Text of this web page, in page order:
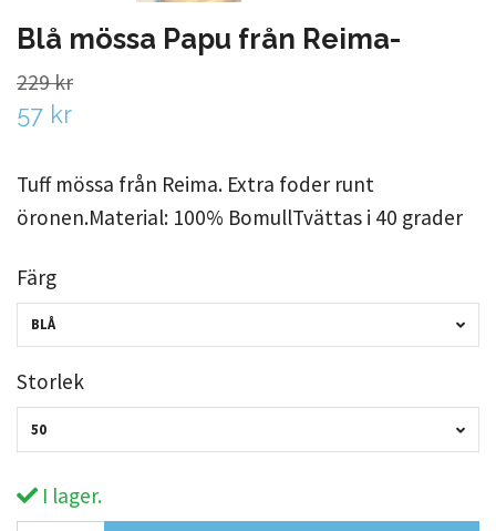
Blå mössa Papu från Reima-
229 kr
57 kr
Tuff mössa från Reima. Extra foder runt
öronen.Material: 100% BomullTvättas i 40 grader
Färg
BLÅ
Storlek
50
I lager.